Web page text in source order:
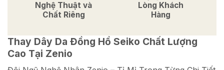
Nghệ Thuật và
Chất Riêng
Lòng Khách
Hàng
Thay Dây Da Đồng Hồ Seiko Chất Lượng
Cao Tại Zenio